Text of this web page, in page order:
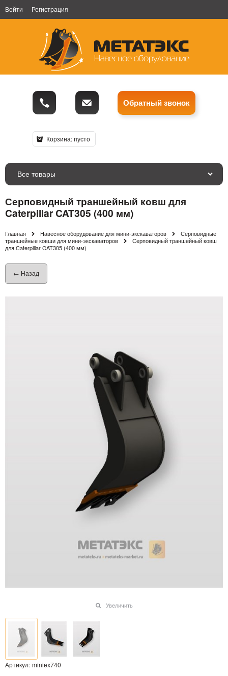
Войти Регистрация
Обратный звонок
Корзина:пусто
Все товары
Серповидный траншейный ковш для
Caterpillar CAT305 (400 мм)
Главная Навесное оборудование для мини-экскаваторов
Серповидные
траншейные ковши для мини-экскаваторов
Серповидный траншейный ковш
для Caterpillar CAT305 (400 мм)
← Назад
Увеличить
Артикул: miniex740